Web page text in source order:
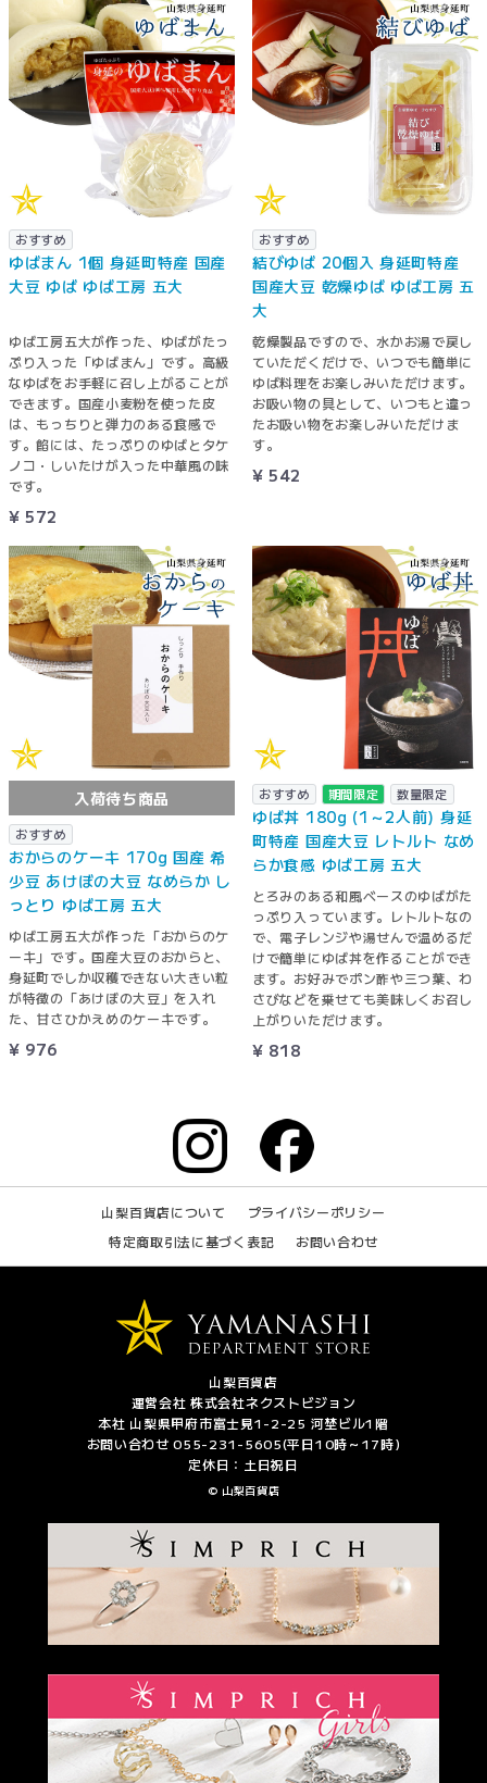
おすすめ
ゆばまん 1個 身延町特産 国産
大豆 ゆば ゆば工房 五大
ゆば工房五大が作った、ゆばがたっ
ぷり入った「ゆばまん」です。高級
なゆばをお手軽に召し上がることが
できます。国産小麦粉を使った皮
は、もっちりと弾力のある食感で
す。餡には、たっぷりのゆばとタケ
ノコ・しいたけが入った中華風の味
です。
¥ 572
おすすめ
結びゆば 20個入 身延町特産
国産大豆 乾燥ゆば ゆば工房 五
大
乾燥製品ですので、水かお湯で戻し
ていただくだけで、いつでも簡単に
ゆば料理をお楽しみいただけます。
お吸い物の具として、いつもと違っ
たお吸い物をお楽しみいただけま
す。
¥ 542
入荷待ち商品
おすすめ
おからのケーキ 170g 国産 希
少豆 あけぼの大豆 なめらか し
っとり ゆば工房 五大
ゆば工房五大が作った「おからのケ
ーキ」です。国産大豆のおからと、
身延町でしか収穫できない大きい粒
が特徴の「あけぼの大豆」を入れ
た、甘さひかえめのケーキです。
¥ 976
おすすめ 期間限定 数量限定
ゆば丼 180g (1～2人前) 身延
町特産 国産大豆 レトルト なめ
らか食感 ゆば工房 五大
とろみのある和風ベースのゆばがた
っぷり入っています。レトルトなの
で、電子レンジや湯せんで温めるだ
けで簡単にゆば丼を作ることができ
ます。お好みでポン酢や三つ葉、わ
さびなどを乗せても美味しくお召し
上がりいただけます。
¥ 818
山梨百貨店について
プライバシーポリシー
特定商取引法に基づく表記
お問い合わせ
山梨百貨店
運営会社 株式会社ネクストビジョン
本社 山梨県甲府市富士見1-2-25 河埜ビル1階
お問い合わせ 055-231-5605(平日10時～17時)
定休日：土日祝日
© 山梨百貨店